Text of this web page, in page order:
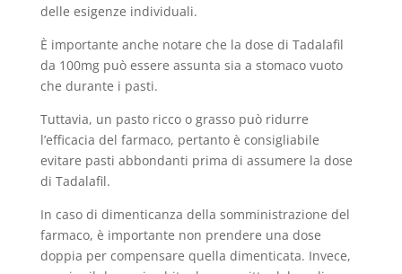
delle esigenze individuali.
È importante anche notare che la dose di Tadalafil
da 100mg può essere assunta sia a stomaco vuoto
che durante i pasti.
Tuttavia, un pasto ricco o grasso può ridurre
l’efficacia del farmaco, pertanto è consigliabile
evitare pasti abbondanti prima di assumere la dose
di Tadalafil.
In caso di dimenticanza della somministrazione del
farmaco, è importante non prendere una dose
doppia per compensare quella dimenticata. Invece,